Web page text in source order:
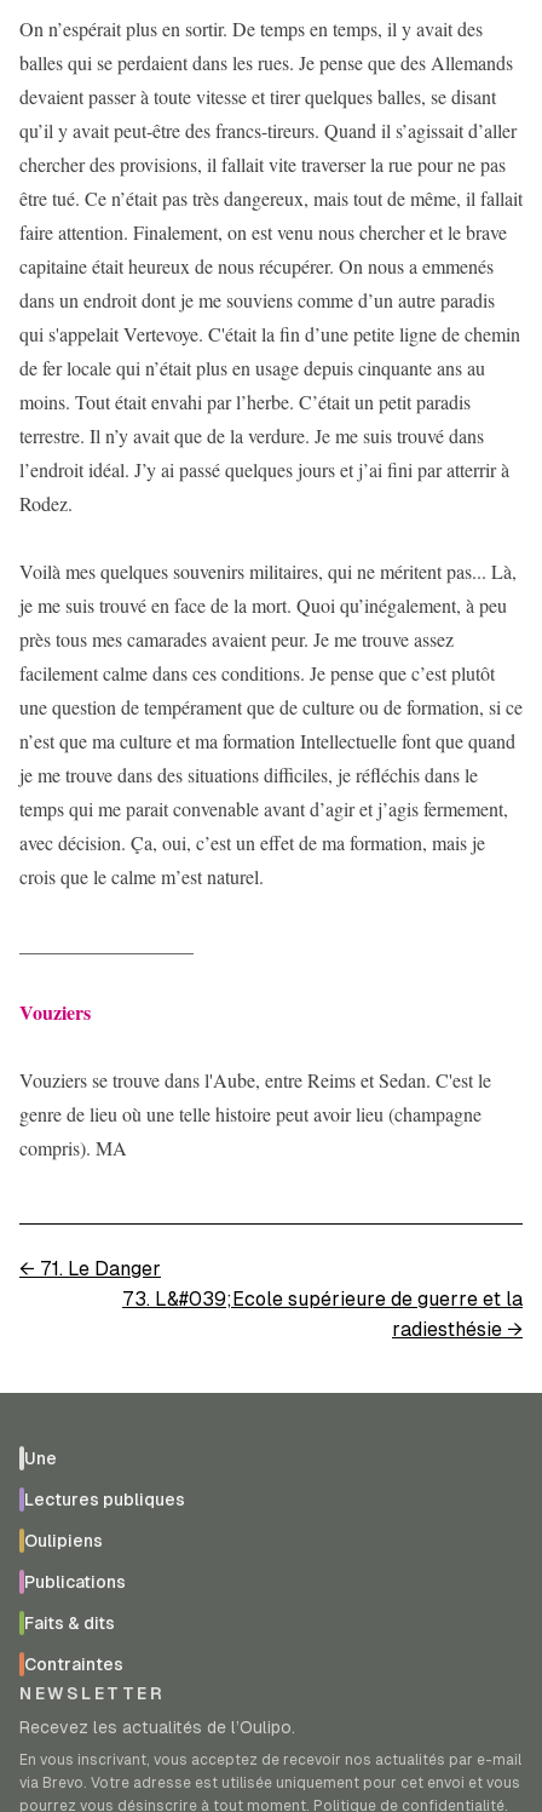
On n’espérait plus en sortir. De temps en temps, il y avait des
balles qui se perdaient dans les rues. Je pense que des Allemands
devaient passer à toute vitesse et tirer quelques balles, se disant
qu’il y avait peut-être des francs-tireurs. Quand il s’agissait d’aller
chercher des provisions, il fallait vite traverser la rue pour ne pas
être tué. Ce n’était pas très dangereux, mais tout de même, il fallait
faire attention. Finalement, on est venu nous chercher et le brave
capitaine était heureux de nous récupérer. On nous a emmenés
dans un endroit dont je me souviens comme d’un autre paradis
qui s'appelait Vertevoye. C'était la fin d’une petite ligne de chemin
de fer locale qui n’était plus en usage depuis cinquante ans au
moins. Tout était envahi par l’herbe. C’était un petit paradis
terrestre. Il n’y avait que de la verdure. Je me suis trouvé dans
l’endroit idéal. J’y ai passé quelques jours et j’ai fini par atterrir à
Rodez.
Voilà mes quelques souvenirs militaires, qui ne méritent pas... Là,
je me suis trouvé en face de la mort. Quoi qu’inégalement, à peu
près tous mes camarades avaient peur. Je me trouve assez
facilement calme dans ces conditions. Je pense que c’est plutôt
une question de tempérament que de culture ou de formation, si ce
n’est que ma culture et ma formation Intellectuelle font que quand
je me trouve dans des situations difficiles, je réfléchis dans le
temps qui me parait convenable avant d’agir et j’agis fermement,
avec décision. Ça, oui, c’est un effet de ma formation, mais je
crois que le calme m’est naturel.
Vouziers
Vouziers se trouve dans l'Aube, entre Reims et Sedan. C'est le
genre de lieu où une telle histoire peut avoir lieu (champagne
compris). MA
← 71. Le Danger
73. L&#039;Ecole supérieure de guerre et la
radiesthésie →
Une
Lectures publiques
Oulipiens
Publications
Faits & dits
Contraintes
NEWSLETTER
Recevez les actualités de l’Oulipo.
En vous inscrivant, vous acceptez de recevoir nos actualités par e-mail
via Brevo. Votre adresse est utilisée uniquement pour cet envoi et vous
pourrez vous désinscrire à tout moment. Politique de confidentialité.